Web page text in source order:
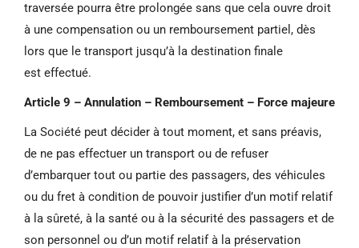
traversée pourra être prolongée sans que cela ouvre droit
à une compensation ou un remboursement partiel, dès
lors que le transport jusqu’à la destination finale
est effectué.
Article 9 – Annulation – Remboursement – Force majeure
La Société peut décider à tout moment, et sans préavis,
de ne pas effectuer un transport ou de refuser
d’embarquer tout ou partie des passagers, des véhicules
ou du fret à condition de pouvoir justifier d’un motif relatif
à la sûreté, à la santé ou à la sécurité des passagers et de
son personnel ou d’un motif relatif à la préservation